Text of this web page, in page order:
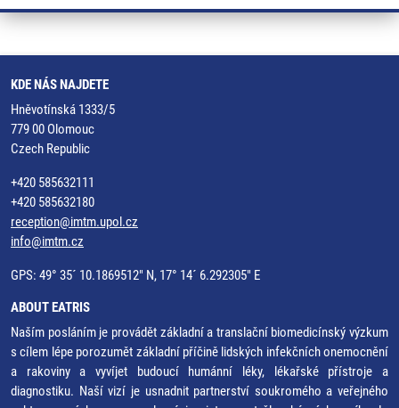
KDE NÁS NAJDETE
Hněvotínská 1333/5
779 00 Olomouc
Czech Republic
+420 585632111
+420 585632180
reception@imtm.upol.cz
info@imtm.cz
GPS: 49° 35´ 10.1869512" N, 17° 14´ 6.292305" E
ABOUT EATRIS
Naším posláním je provádět základní a translační biomedicínský výzkum
s cílem lépe porozumět základní příčině lidských infekčních onemocnění
a rakoviny a vyvíjet budoucí humánní léky, lékařské přístroje a
diagnostiku. Naší vizí je usnadnit partnerství soukromého a veřejného